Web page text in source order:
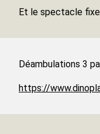
Et le spectacle fixe
Déambulations 3
https://